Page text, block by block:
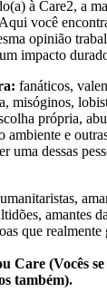
à Care2, a
você
opinião
impacto
fanáticos,
misóginos,
própria,
e
uma dessas
amantes
que realmente
Care (Vocês
também).